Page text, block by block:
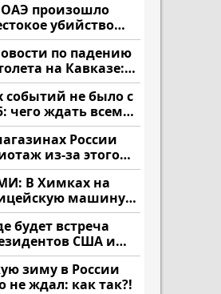
произошло
убийство
по падению
на Кавказе:
читать здесь
событий не было с
чего ждать всем
нам?
России
из-за этого
что купить?
В Химках на
машину
и подожгли.
будет встреча
США и
Европа?
зиму в России
не ждал: как так?!